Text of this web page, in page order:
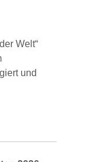
Welt“
und